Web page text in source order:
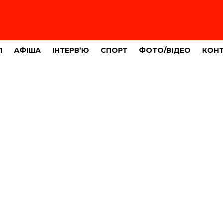
АФІША ІНТЕРВ’Ю СПОРТ ФОТО/ВІДЕО